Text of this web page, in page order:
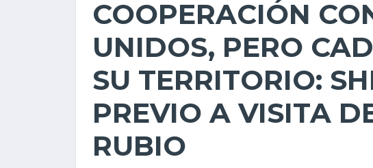
COOPERACIÓN
UNIDOS, PERO
SU TERRITORIO:
PREVIO A VISITA
RUBIO